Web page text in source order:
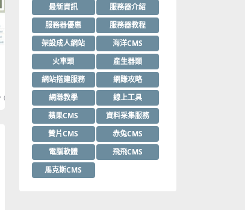
0
最新資訊
服務器介紹
服務器優惠
服務器教程
架設成人網站
海洋CMS
火車頭
產生器類
網站搭建服務
網賺攻略
網賺教學
線上工具
蘋果CMS
資料采集服務
贊片CMS
赤兔CMS
電腦軟體
飛飛CMS
馬克斯CMS